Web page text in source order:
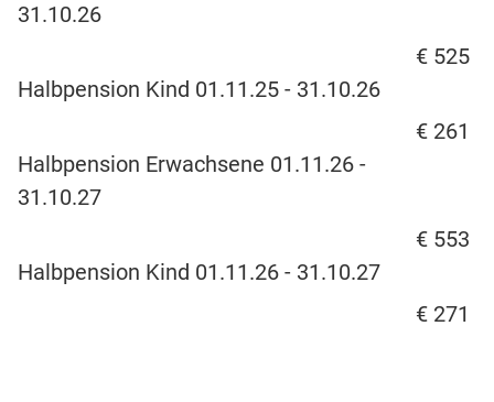
31.10.26
€ 525
Halbpension Kind 01.11.25 - 31.10.26
€ 261
Halbpension Erwachsene 01.11.26 -
31.10.27
€ 553
Halbpension Kind 01.11.26 - 31.10.27
€ 271